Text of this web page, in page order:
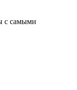
с самыми